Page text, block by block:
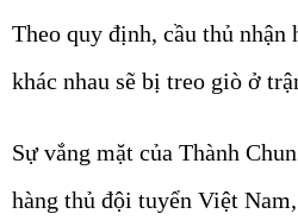
Theo quy định, cầu thủ nhận
khác nhau sẽ bị treo giò ở
Sự vắng mặt của Thành
hàng thủ đội tuyển Việt